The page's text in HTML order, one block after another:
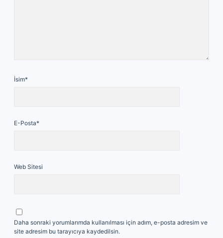
İsim*
E-Posta*
Web Sitesi
Daha sonraki yorumlarımda kullanılması için adım, e-posta adresim ve
site adresim bu tarayıcıya kaydedilsin.